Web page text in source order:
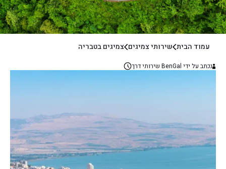
עמוד הבית שירותי צמיגים צמיגים בטבריה
נכתב על ידי BenGal שירותי דרך